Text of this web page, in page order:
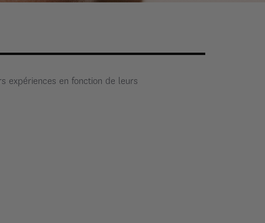
expériences en fonction de leurs